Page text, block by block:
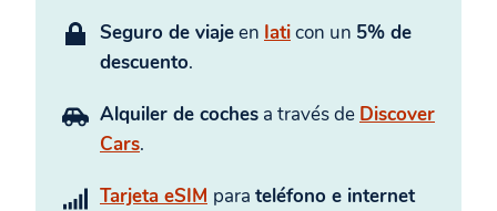
Seguro de viajeen Iaticon un 5% de
descuento.
Alquiler de coches a través de Discover
Cars.
Tarjeta eSIM para teléfono e internet